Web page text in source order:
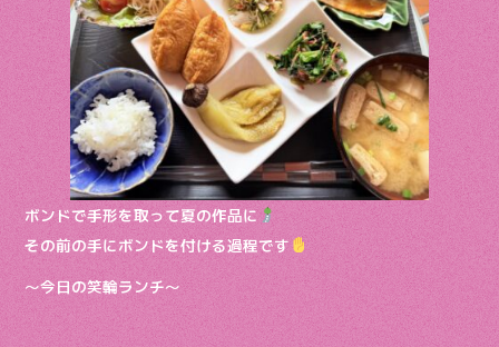
ボンドで手形を取って夏の作品に
その前の手にボンドを付ける過程です
〜今日の笑輪ランチ〜